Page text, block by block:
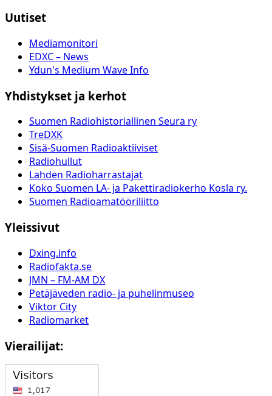
Uutiset
Mediamonitori
EDXC – News
Ydun's Medium Wave Info
Yhdistykset ja kerhot
Suomen Radiohistoriallinen Seura ry
TreDXK
Sisä-Suomen Radioaktiiviset
Radiohullut
Lahden Radioharrastajat
Koko Suomen LA- ja Pakettiradiokerho Kosla ry.
Suomen Radioamatööriliitto
Yleissivut
Dxing.info
Radiofakta.se
JMN – FM-AM DX
Petäjäveden radio- ja puhelinmuseo
Viktor City
Radiomarket
Vierailijat: